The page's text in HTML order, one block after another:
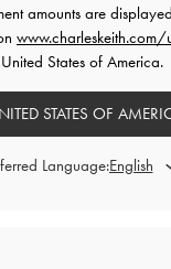
レビューは役に立
amounts are
www.charleskeith.com/
States of America.
STATES OF
Language: